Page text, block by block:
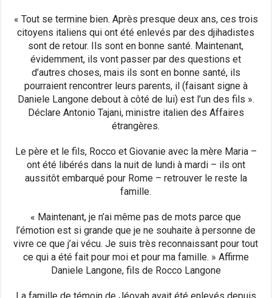
« Tout se termine bien. Après presque deux ans, ces trois
citoyens italiens qui ont été enlevés par des djihadistes
sont de retour. Ils sont en bonne santé. Maintenant,
évidemment, ils vont passer par des questions et
d’autres choses, mais ils sont en bonne santé, ils
pourraient rencontrer leurs parents, il (faisant signe à
Daniele Langone debout à côté de lui) est l’un des fils ».
Déclare Antonio Tajani, ministre italien des Affaires
étrangères.
Le père et le fils, Rocco et Giovanie avec la mère Maria –
ont été libérés dans la nuit de lundi à mardi – ils ont
aussitôt embarqué pour Rome – retrouver le reste la
famille.
« Maintenant, je n’ai même pas de mots parce que
l’émotion est si grande que je ne souhaite à personne de
vivre ce que j’ai vécu. Je suis très reconnaissant pour tout
ce qui a été fait pour moi et pour ma famille. » Affirme
Daniele Langone, fils de Rocco Langone